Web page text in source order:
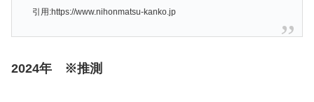
引用:https://www.nihonmatsu-kanko.jp
2024年 ※推測